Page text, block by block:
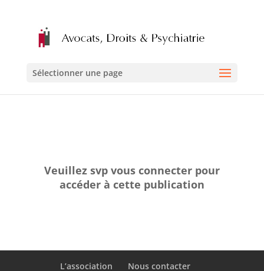
Sélectionner une page
Veuillez svp vous connecter pour
accéder à cette publication
L’association
Nous contacter